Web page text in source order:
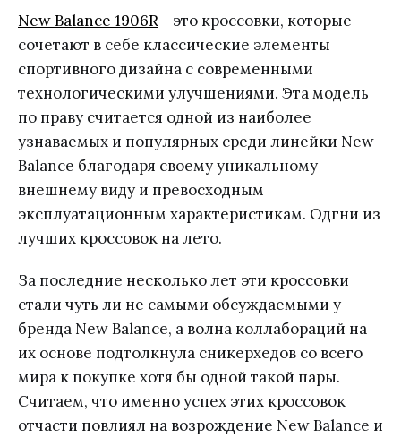
обуви. Откройте раздел Nike на
официальн…
New Balance 1906R - это кроссовки, которые
сочетают в себе классические элементы
спортивного дизайна с современными
технологическими улучшениями. Эта модель
по праву считается одной из наиболее
узнаваемых и популярных среди линейки New
Balance благодаря своему уникальному
внешнему виду и превосходным
эксплуатационным характеристикам. Одгни из
лучших кроссовок на лето.
За последние несколько лет эти кроссовки
стали чуть ли не самыми обсуждаемыми у
бренда New Balance, а волна коллабораций на
их основе подтолкнула сникерхедов со всего
мира к покупке хотя бы одной такой пары.
Считаем, что именно успех этих кроссовок
отчасти повлиял на возрождение New Balance и